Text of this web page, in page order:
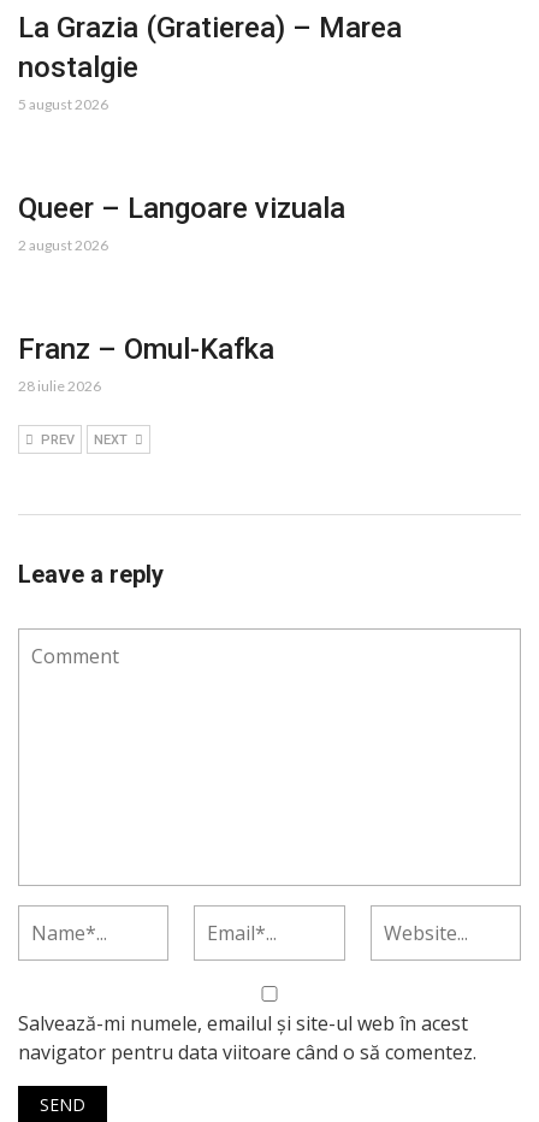
La Grazia (Gratierea) – Marea
nostalgie
5 august 2026
Queer – Langoare vizuala
2 august 2026
Franz – Omul-Kafka
28 iulie 2026
PREV NEXT
Leave a reply
Salvează-mi numele, emailul și site-ul web în acest
navigator pentru data viitoare când o să comentez.